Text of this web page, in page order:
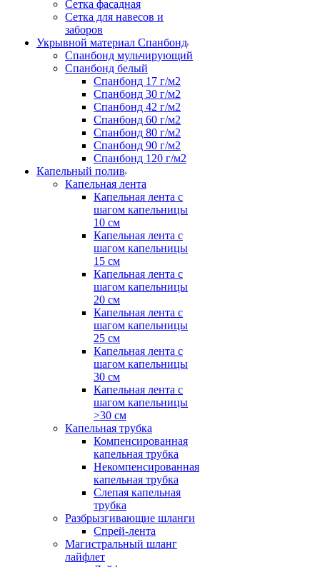
Сетка фасадная
Сетка для навесов и
заборов
Укрывной материал Спанбонд
Спанбонд мульчирующий
Спанбонд белый
Спанбонд 17 г/м2
Спанбонд 30 г/м2
Спанбонд 42 г/м2
Спанбонд 60 г/м2
Спанбонд 80 г/м2
Спанбонд 90 г/м2
Спанбонд 120 г/м2
Капельный полив
Капельная лента
Капельная лента с
шагом капельницы
10 см
Капельная лента с
шагом капельницы
15 см
Капельная лента с
шагом капельницы
20 см
Капельная лента с
шагом капельницы
25 см
Капельная лента с
шагом капельницы
30 см
Капельная лента с
шагом капельницы
>30 см
Капельная трубка
Компенсированная
капельная трубка
Некомпенсированная
капельная трубка
Слепая капельная
трубка
Разбрызгивающие шланги
Спрей-лента
Магистральный шланг
лайфлет